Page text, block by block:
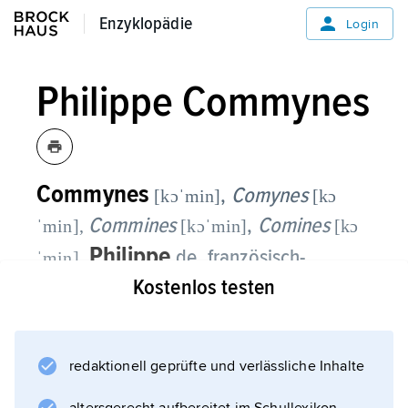
Enzyklopädie
Enzyklopädie Login
Philippe Commynes
Commynes [kɔˈmin], Comynes [kɔ
ˈmin], Commines[kɔˈmin], Comines[kɔ
ˈmin] Philippe de, französisch-
burgundischer Diplomat und
Omer) kurz vor 1447, † Schloss Argenton
Kostenlos testen
redaktionell geprüfte und verlässliche Inhalte